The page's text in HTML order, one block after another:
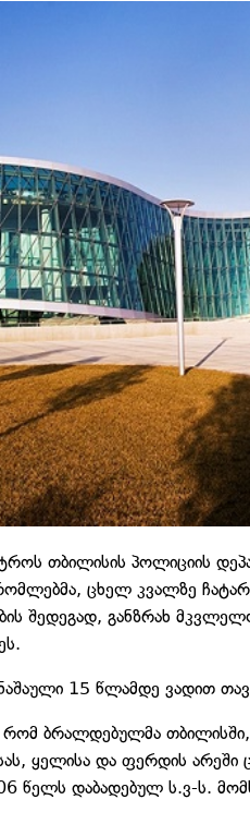
თბილისის პოლიციის
ცხელ კვალზე
შედეგად, განზრახ
15 წლამდე ვადით
რომ ბრალდებულმა
ყელისა და ფერდის არეში
წელს დაბადებულ ს.ვ-ს.